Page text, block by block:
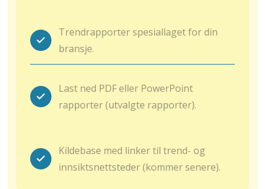
Trendrapporter spesiallaget for din
bransje.
Last ned PDF eller PowerPoint
rapporter (utvalgte rapporter).
Kildebase med linker til trend- og
innsiktsnettsteder (kommer senere).